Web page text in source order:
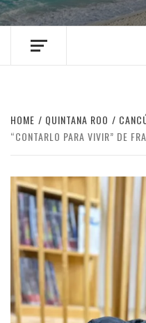
HOME QUINTANA ROO
“CONTARLO PARA VIVIR” DE